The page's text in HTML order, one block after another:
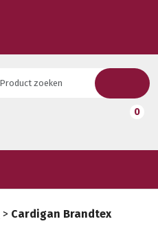
0
> Cardigan Brandtex